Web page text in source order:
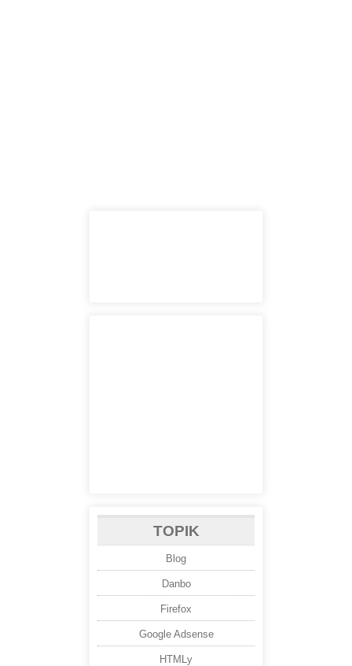
TOPIK
Blog
Danbo
Firefox
Google Adsense
HTMLy